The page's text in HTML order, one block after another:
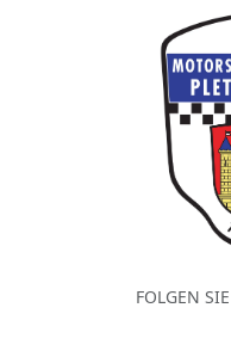
FOLGEN